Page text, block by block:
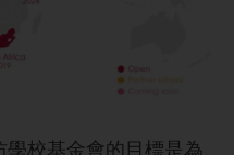
校基金會的目標是為